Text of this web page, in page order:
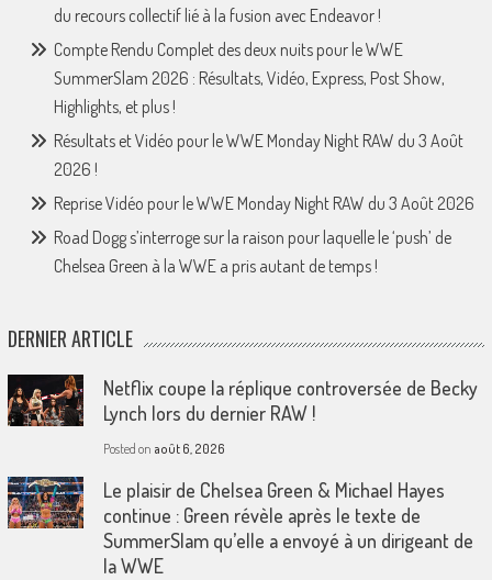
du recours collectif lié à la fusion avec Endeavor !
Compte Rendu Complet des deux nuits pour le WWE
SummerSlam 2026 : Résultats, Vidéo, Express, Post Show,
Highlights, et plus !
Résultats et Vidéo pour le WWE Monday Night RAW du 3 Août
2026 !
Reprise Vidéo pour le WWE Monday Night RAW du 3 Août 2026
Road Dogg s’interroge sur la raison pour laquelle le ‘push’ de
Chelsea Green à la WWE a pris autant de temps !
DERNIER ARTICLE
Netflix coupe la réplique controversée de Becky
Lynch lors du dernier RAW !
Posted on août 6, 2026
Le plaisir de Chelsea Green & Michael Hayes
continue : Green révèle après le texte de
SummerSlam qu’elle a envoyé à un dirigeant de
la WWE